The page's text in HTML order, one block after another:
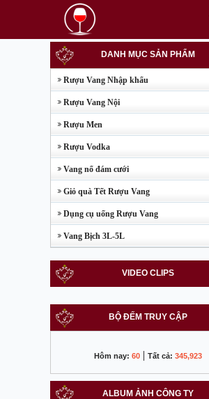
DANH MỤC SẢN PHẨM
Rượu Vang Nhập khẩu
Rượu Vang Nội
Rượu Men
Rượu Vodka
Vang nổ đám cưới
Giỏ quà Tết Rượu Vang
Dụng cụ uống Rượu Vang
Vang Bịch 3L-5L
VIDEO CLIPS
BỘ ĐẾM TRUY CẬP
Hôm nay: 60| Tất cả: 345,923
ALBUM ẢNH CÔNG TY